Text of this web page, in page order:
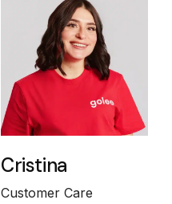
Cristina
Customer Care